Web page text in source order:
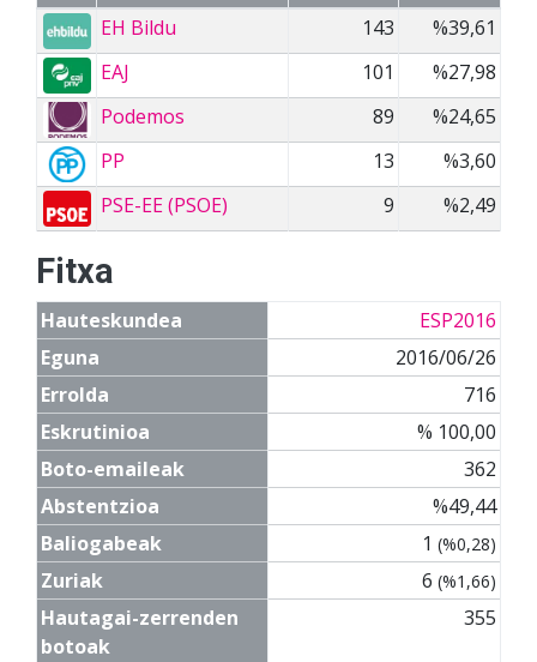
EH Bildu
143
%39,61
EAJ
101
%27,98
Podemos
89
%24,65
PP
13
%3,60
PSE-EE (PSOE)
9 %2,49
Fitxa
Hauteskundea
ESP2016
Eguna
2016/06/26
Errolda
716
Eskrutinioa
% 100,00
Boto-emaileak
362
Abstentzioa
%49,44
Baliogabeak
1 (%0,28)
Zuriak 6 (%1,66)
Hautagai-zerrenden
botoak
355